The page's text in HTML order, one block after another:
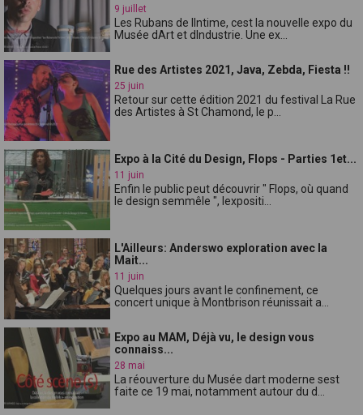
9 juillet
Les Rubans de lIntime, cest la nouvelle expo du
Musée dArt et dIndustrie. Une ex...
Rue des Artistes 2021, Java, Zebda, Fiesta !!
25 juin
Retour sur cette édition 2021 du festival La Rue
des Artistes à St Chamond, le p...
Expo à la Cité du Design, Flops - Parties 1et...
11 juin
Enfin le public peut découvrir " Flops, où quand
le design semmêle ", lexpositi...
L'Ailleurs: Anderswo exploration avec la
Mait...
11 juin
Quelques jours avant le confinement, ce
concert unique à Montbrison réunissait a...
Expo au MAM, Déjà vu, le design vous
connaiss...
28 mai
La réouverture du Musée dart moderne sest
faite ce 19 mai, notamment autour du d...